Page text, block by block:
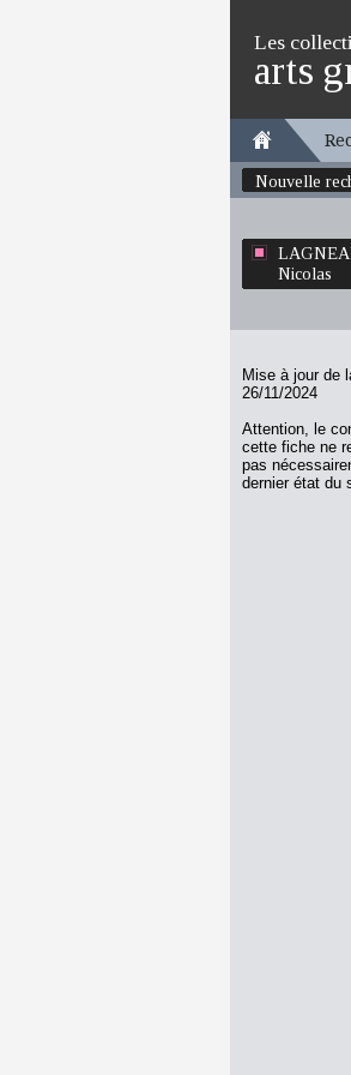
Les
arts
Nouvelle
Nicolas
Mise à jour de
26/11/2024
Attention, le
cette fiche ne
pas
dernier état du